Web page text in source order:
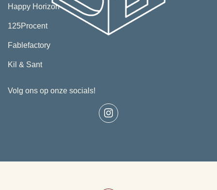
Happy Horizon(opent
125Procent(opent
nieuw
Fablefactory(opent
Kil & Sant(opent
tabblad)
Volg ons op onze socials!